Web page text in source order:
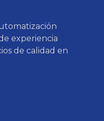
experiencia
de calidad en